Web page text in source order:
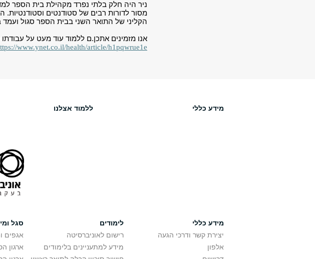
ניר היה חלק בלתי נפרד מקהילת בית הספר
מסור לדורות רבים של סטודנטים
הקליני של התואר השני בבית הספר סגול
אנו מזמינים אתכן.ם ללמוד עוד מעט על
www.ynet.co.il/health/article/h1pqwrue1e
מידע כללי ללמוד אצלנו
מידע כללי
יצירת קשר ודרכי הגעה
אלפון
לימודים
רישום לאוניברסיטה
מידע למתעניינים בלימודים
סגל
אגפים
ארגון